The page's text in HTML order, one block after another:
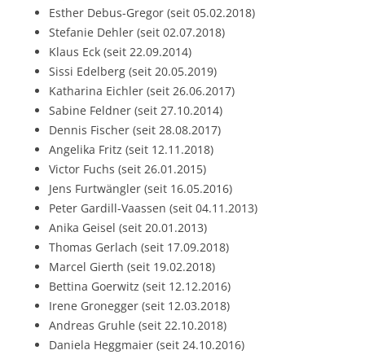
Esther Debus-Gregor (seit 05.02.2018)
Stefanie Dehler (seit 02.07.2018)
Klaus Eck (seit 22.09.2014)
Sissi Edelberg (seit 20.05.2019)
Katharina Eichler (seit 26.06.2017)
Sabine Feldner (seit 27.10.2014)
Dennis Fischer (seit 28.08.2017)
Angelika Fritz (seit 12.11.2018)
Victor Fuchs (seit 26.01.2015)
Jens Furtwängler (seit 16.05.2016)
Peter Gardill-Vaassen (seit 04.11.2013)
Anika Geisel (seit 20.01.2013)
Thomas Gerlach (seit 17.09.2018)
Marcel Gierth (seit 19.02.2018)
Bettina Goerwitz (seit 12.12.2016)
Irene Gronegger (seit 12.03.2018)
Andreas Gruhle (seit 22.10.2018)
Daniela Heggmaier (seit 24.10.2016)